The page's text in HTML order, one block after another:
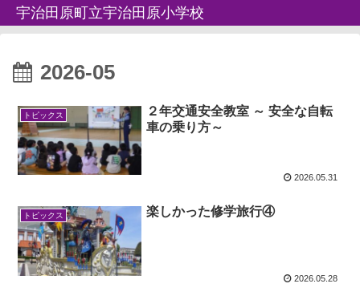
宇治田原町立宇治田原小学校
2026-05
トピックス
２年交通安全教室 ～ 安全な自転
車の乗り方～
2026.05.31
トピックス 楽しかった修学旅行④
2026.05.28